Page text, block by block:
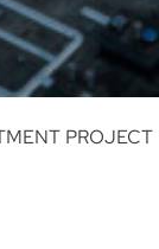
PROJECT